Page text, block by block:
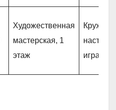
Художественная
мастерская, 1
этаж
Кружок
играм